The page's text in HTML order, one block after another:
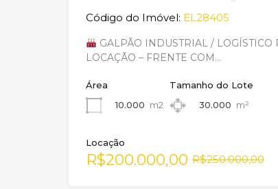
Código do Imóvel: EL28405
GALPÃO INDUSTRIAL / LOGÍSTICO
LOCAÇÃO – FRENTE COM…
Área
10.000 m2
Tamanho do Lote
30.000 m²
Locação
R$200.000,00 R$250.000,00